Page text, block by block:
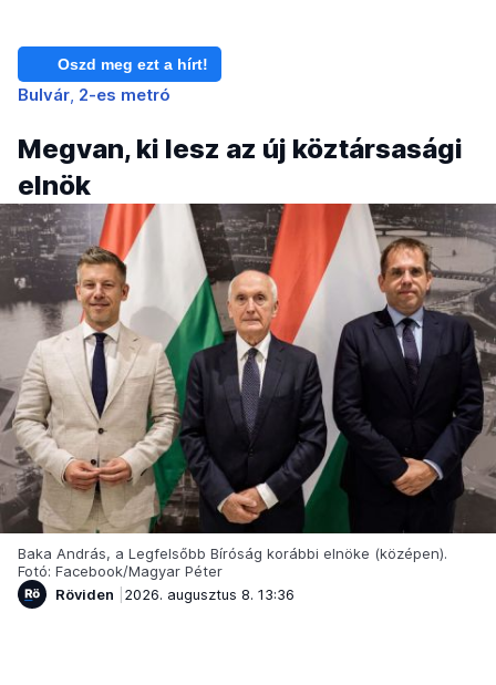
Oszd meg ezt a hírt!
Bulvár 2-es metró
Megvan, ki lesz az új köztársasági
elnök
Baka András, a Legfelsőbb Bíróság korábbi elnöke (középen).
Fotó: Facebook/Magyar Péter
Röviden
2026. augusztus 8. 13:36